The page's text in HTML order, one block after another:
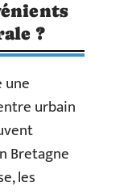
?
une
urbain
Bretagne
les